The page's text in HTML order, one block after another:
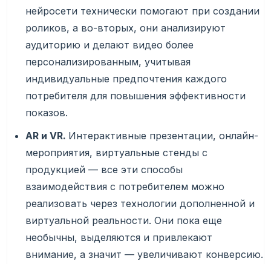
нейросети технически помогают при создании
роликов, а во-вторых, они анализируют
аудиторию и делают видео более
персонализированным, учитывая
индивидуальные предпочтения каждого
потребителя для повышения эффективности
показов.
AR и VR. Интерактивные презентации, онлайн-
мероприятия, виртуальные стенды с
продукцией — все эти способы
взаимодействия с потребителем можно
реализовать через технологии дополненной и
виртуальной реальности. Они пока еще
необычны, выделяются и привлекают
внимание, а значит — увеличивают конверсию.